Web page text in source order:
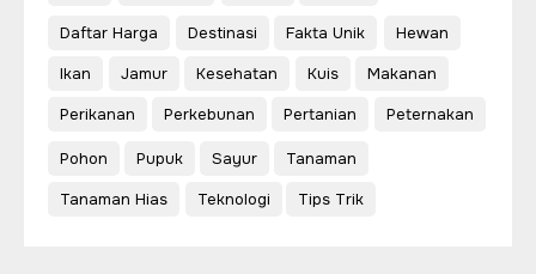
Daftar Harga Destinasi Fakta Unik
Hewan
Ikan
Jamur Kesehatan Kuis
Makanan
Perikanan
Perkebunan Pertanian Peternakan
Pohon Pupuk Sayur
Tanaman
Tanaman Hias
Teknologi Tips Trik